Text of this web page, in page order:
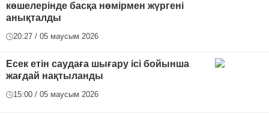
көшелерінде басқа нөмірмен жүргені
анықталды
20:27 / 05 маусым 2026
Есек етін саудаға шығару ісі бойынша
жағдай нақтыланды
15:00 / 05 маусым 2026